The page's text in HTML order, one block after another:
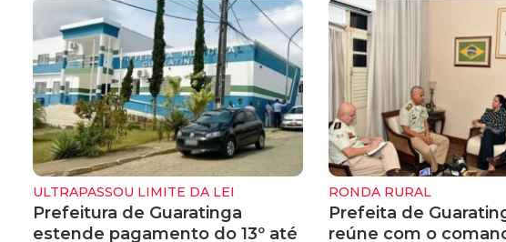
ULTRAPASSOU LIMITE DA LEI
Prefeitura de Guaratinga
estende pagamento do 13º até
RONDA RURAL
Prefeita de
reúne com o